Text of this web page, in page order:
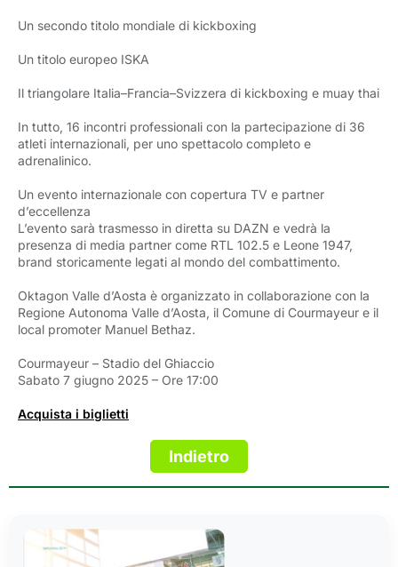
Un secondo titolo mondiale di kickboxing
Un titolo europeo ISKA
Il triangolare Italia–Francia–Svizzera di kickboxing e muay thai
In tutto, 16 incontri professionali con la partecipazione di 36
atleti internazionali, per uno spettacolo completo e
adrenalinico.
Un evento internazionale con copertura TV e partner
d’eccellenza
L’evento sarà trasmesso in diretta su DAZN e vedrà la
presenza di media partner come RTL 102.5 e Leone 1947,
brand storicamente legati al mondo del combattimento.
Oktagon Valle d’Aosta è organizzato in collaborazione con la
Regione Autonoma Valle d’Aosta, il Comune di Courmayeur e il
local promoter Manuel Bethaz.
Courmayeur – Stadio del Ghiaccio
Sabato 7 giugno 2025 – Ore 17:00
Acquista i biglietti